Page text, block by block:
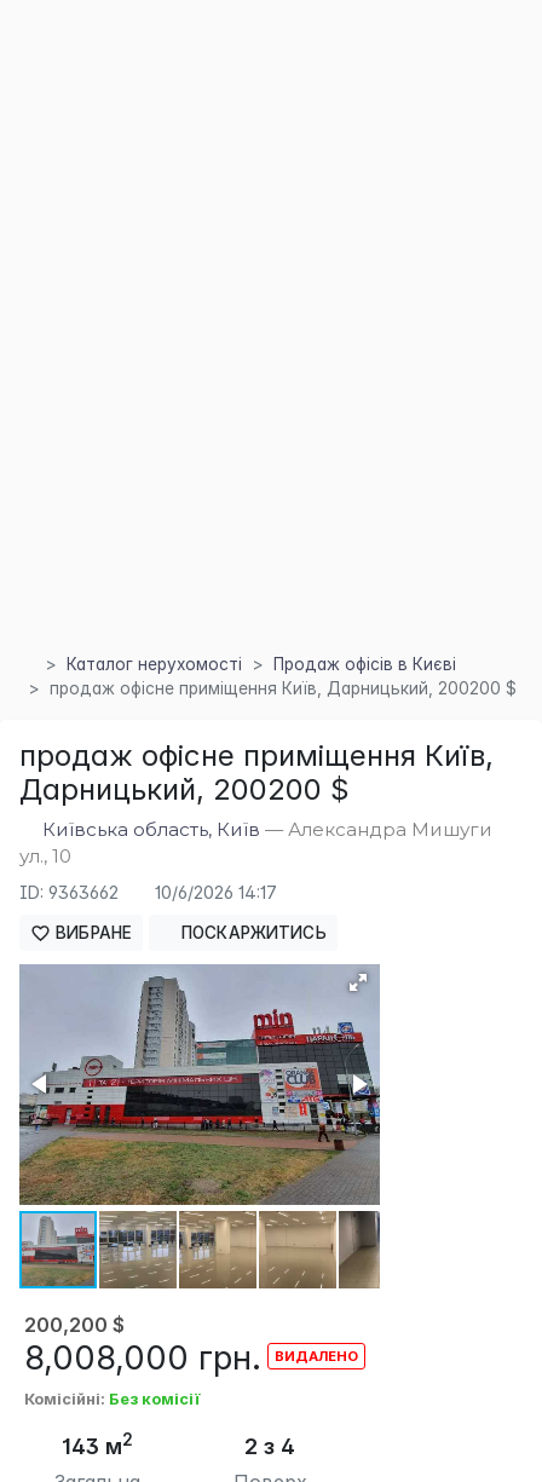
Каталог нерухомості
Продаж офісів в Києві
продаж офісне приміщення Київ, Дарницький, 200200 $
продаж офісне приміщення Київ,
Дарницький, 200200 $
Київська область, Київ — Александра Мишуги
ул., 10
ID: 9363662 10/6/2026 14:17
ВИБРАНЕ ПОСКАРЖИТИСЬ
200,200 $
8,008,000 грн.
Комісійні: Без комісії
143 м2 2 з 4
×